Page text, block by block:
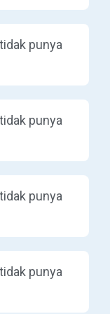
punya
punya
punya
punya